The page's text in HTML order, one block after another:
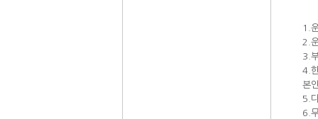
1.
2.
3.
4.
본
5.
6.